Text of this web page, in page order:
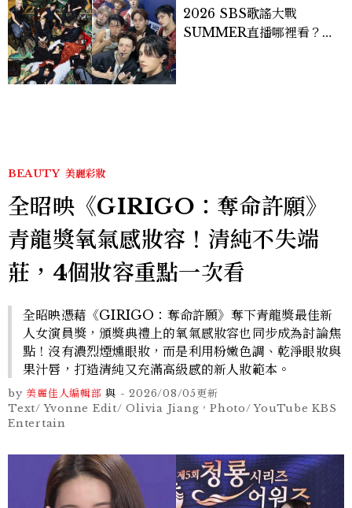
2026 SBS歌謠大戰
SUMMER直播哪裡看？
BEAUTY 美麗彩妝
全昭映《GIRIGO：奪命許願》
青龍獎氧氣感妝容！清純不失端
莊，4個妝容重點一次看
全昭映憑藉《GIRIGO：奪命許願》奪下青龍獎最佳新
人女演員獎，頒獎典禮上的氧氣感妝容也同步成為討論焦
點！沒有濃烈煙燻眼妝，而是利用粉嫩色調、乾淨眼妝與
果汁唇，打造清純又充滿高級感的新人妝範本。
by 美麗佳人編輯部 與 -2026/08/05更新
Text/ Yvonne Edit/ Olivia Jiang，Photo/ YouTube KBS
Entertain